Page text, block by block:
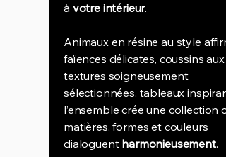
à votre intérieur.
Animaux en résine au style
faïences délicates, coussins aux
textures soigneusement
sélectionnées, tableaux
l’ensemble crée une collection
matières, formes et couleurs
dialoguent harmonieusement.